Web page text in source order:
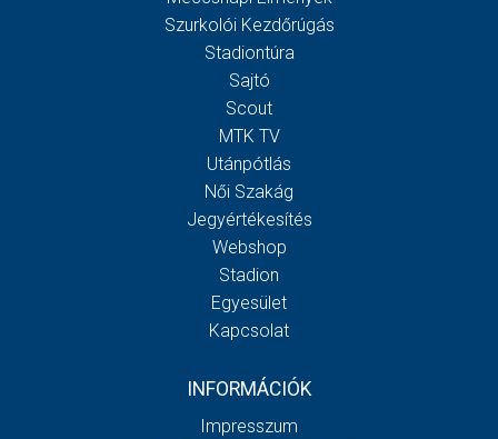
Szurkolói Kezdőrúgás
Stadiontúra
Sajtó
Scout
MTK TV
Utánpótlás
Női Szakág
Jegyértékesítés
Webshop
Stadion
Egyesület
Kapcsolat
INFORMÁCIÓK
Impresszum